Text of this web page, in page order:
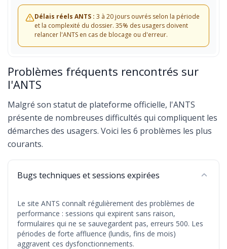
Délais réels ANTS : 3 à 20 jours ouvrés selon la période
et la complexité du dossier. 35% des usagers doivent
relancer l'ANTS en cas de blocage ou d'erreur.
Problèmes fréquents rencontrés sur
l'ANTS
Malgré son statut de plateforme officielle, l'ANTS
présente de nombreuses difficultés qui compliquent les
démarches des usagers. Voici les 6 problèmes les plus
courants.
Bugs techniques et sessions expirées
Le site ANTS connaît régulièrement des problèmes de
performance : sessions qui expirent sans raison,
formulaires qui ne se sauvegardent pas, erreurs 500. Les
périodes de forte affluence (lundis, fins de mois)
aggravent ces dysfonctionnements.